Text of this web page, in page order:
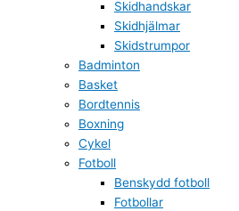
Skidhandskar
Skidhjälmar
Skidstrumpor
Badminton
Basket
Bordtennis
Boxning
Cykel
Fotboll
Benskydd fotboll
Fotbollar